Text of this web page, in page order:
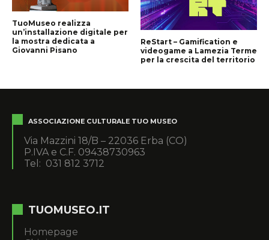
TuoMuseo realizza
un’installazione digitale per
la mostra dedicata a
Giovanni Pisano
ReStart – Gamification e
videogame a Lamezia Terme
per la crescita del territorio
ASSOCIAZIONE CULTURALE TUO MUSEO
Via Mazzini 18/B – 22036 Erba (CO)
P.IVA e C.F. 09438730963
Tel: 031 812 3712
TUOMUSEO.IT
Homepage